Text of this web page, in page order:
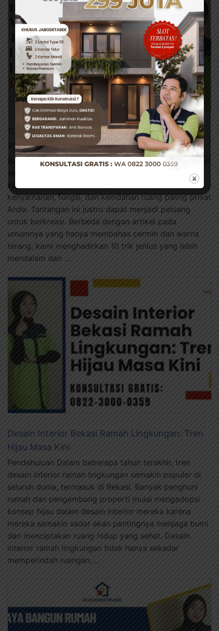
10 Trik Jenius Merenovasi Kamar Tidur Sempit
agar Lebih Luas dan Fungsional
Bagi banyak penghuni rumah di perkotaan, kamar tidur
sempit adalah sebuah keniscayaan. Namun,
keterbatasan luas seharusnya tidak membatasi
kenyamanan, fungsi, dan keindahan ruang paling privat
Anda. Tantangan ini justru dapat menjadi peluang
untuk berkreasi. Berbeda dengan artikel pada
umumnya yang hanya membahas cermin dan warna
terang, kami menghadirkan 10 trik jenius yang lebih
mendalam dan …
Desain Interior Bekasi Ramah Lingkungan: Tren
Hijau Masa Kini
Pendahuluan Dalam beberapa tahun terakhir, tren
desain interior ramah lingkungan semakin populer di
seluruh dunia, termasuk di Bekasi. Banyak penghuni
rumah dan pengembang properti mulai mengadopsi
konsep hijau dalam desain interior mereka karena
mereka semakin sadar akan pentingnya menjaga bumi
dan menciptakan ruang hidup yang sehat. Desain
interior ramah lingkungan tidak hanya sekadar
memperindah ruangan, …